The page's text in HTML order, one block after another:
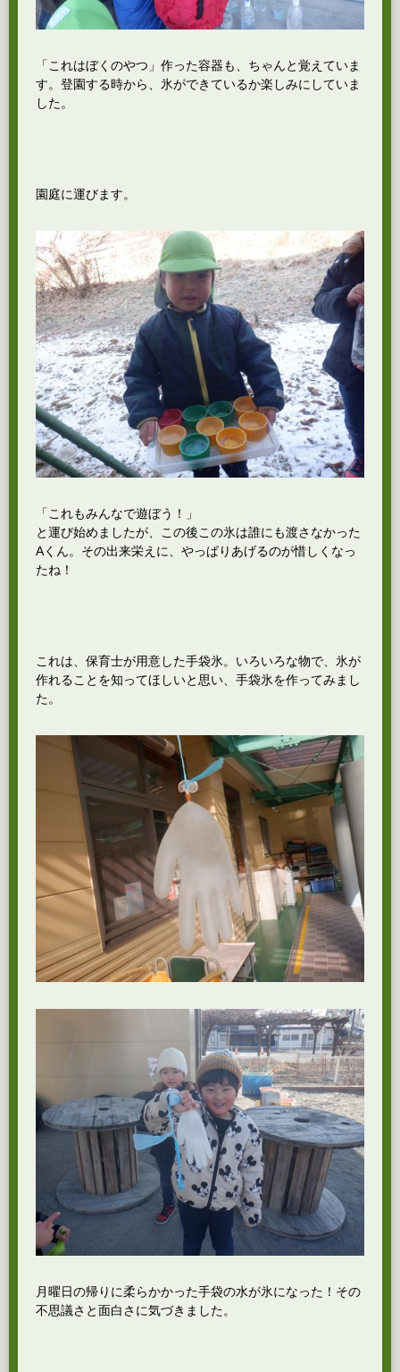
「これはぼくのやつ」作った容器も、ちゃんと覚えていま
す。登園する時から、氷ができているか楽しみにしていま
した。
園庭に運びます。
「これもみんなで遊ぼう！」
と運び始めましたが、この後この氷は誰にも渡さなかった
Aくん。その出来栄えに、やっぱりあげるのが惜しくなっ
たね！
これは、保育士が用意した手袋氷。いろいろな物で、氷が
作れることを知ってほしいと思い、手袋氷を作ってみまし
た。
月曜日の帰りに柔らかかった手袋の水が氷になった！その
不思議さと面白さに気づきました。